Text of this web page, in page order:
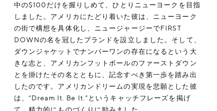
中の$100だけを握りしめて、ひとりニューヨークを目指
しました。アメリカにたどり着いた彼は、ニューヨーク
の街で構想を具体化し、ニュージャージーでFIRST
DOWNの名を冠したブランドを設立しました。そして、
ダウンジャケットでナンバーワンの存在になるという大
きな志と、アメリカンフットボールのファーストダウン
とを掛けたその名とともに、記念すべき第一歩を踏み出
したのです。アメリカンドリームの実現を悲願とした彼
は、“Dream It. Be It.”というキャッチフレーズを掲げ